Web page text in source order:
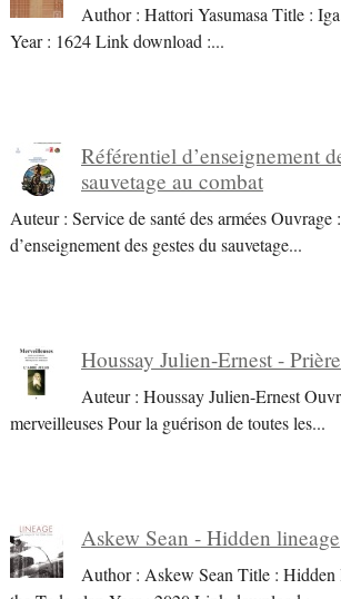
Author : Hattori Yasumasa Title :
Year : 1624 Link download :...
Référentiel d’enseignement
sauvetage au combat
Auteur : Service de santé des armées Ouvrage
d’enseignement des gestes du sauvetage...
Houssay Julien-Ernest -
Auteur : Houssay Julien-Ernest
merveilleuses Pour la guérison de toutes les...
Askew Sean - Hidden lineage
Author : Askew Sean Title :